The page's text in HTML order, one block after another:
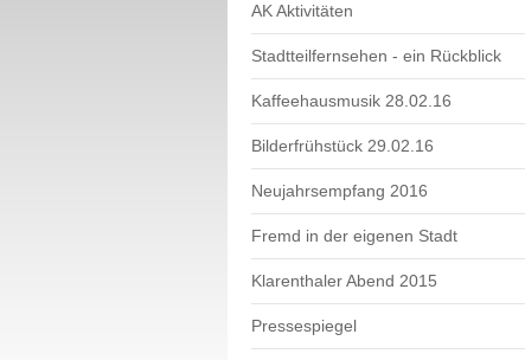
AK Aktivitäten
Stadtteilfernsehen - ein Rückblick
Kaffeehausmusik 28.02.16
Bilderfrühstück 29.02.16
Neujahrsempfang 2016
Fremd in der eigenen Stadt
Klarenthaler Abend 2015
Pressespiegel